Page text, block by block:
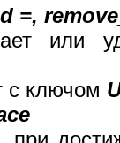
=,
или
с ключом